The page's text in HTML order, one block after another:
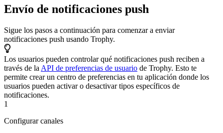
Envío de notificaciones push
Sigue los pasos a continuación para comenzar a enviar
notificaciones push usando Trophy.
Los usuarios pueden controlar qué notificaciones push reciben a
través de la API de preferencias de usuario de Trophy. Esto te
permite crear un centro de preferencias en tu aplicación donde los
usuarios pueden activar o desactivar tipos específicos de
notificaciones.
1
Configurar canales